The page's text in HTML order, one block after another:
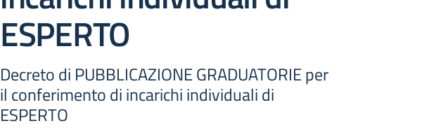
ESPERTO
Decreto di PUBBLICAZIONE GRADUATORIE per
il conferimento di incarichi individuali di
ESPERTO